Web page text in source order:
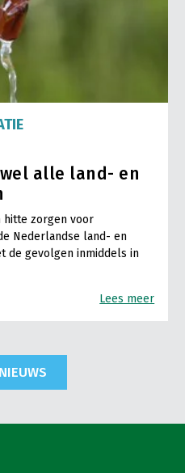
alle land- en
hitte zorgen voor
Nederlandse land- en
de gevolgen inmiddels in
Lees meer